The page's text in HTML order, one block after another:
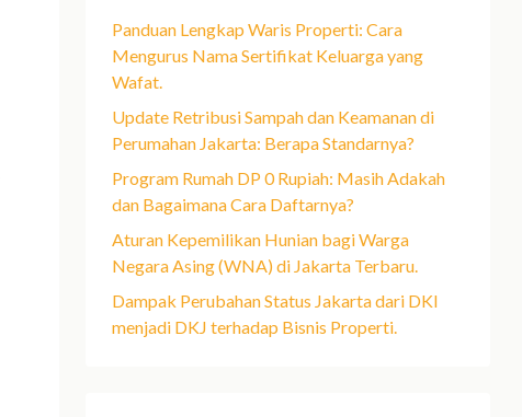
Panduan Lengkap Waris Properti: Cara
Mengurus Nama Sertifikat Keluarga yang
Wafat.
Update Retribusi Sampah dan Keamanan di
Perumahan Jakarta: Berapa Standarnya?
Program Rumah DP 0 Rupiah: Masih Adakah
dan Bagaimana Cara Daftarnya?
Aturan Kepemilikan Hunian bagi Warga
Negara Asing (WNA) di Jakarta Terbaru.
Dampak Perubahan Status Jakarta dari DKI
menjadi DKJ terhadap Bisnis Properti.